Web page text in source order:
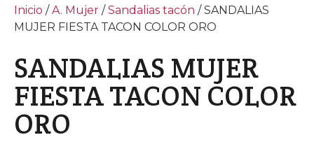
Inicio /A. Mujer /Sandalias tacón / SANDALIAS
MUJER FIESTA TACON COLOR ORO
SANDALIAS MUJER
FIESTA TACON COLOR
ORO